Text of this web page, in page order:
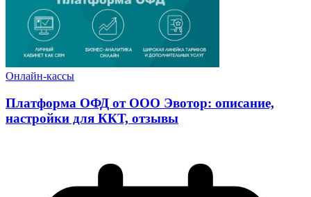
Онлайн-кассы
Платформа ОФД от ООО Эвотор: описание,
настройки для ККТ, отзывы